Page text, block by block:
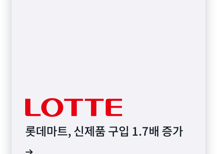
롯데마트, 신제품 구입 1.7배 증가